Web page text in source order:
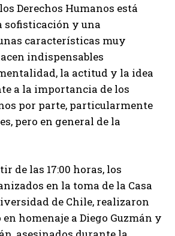
Derechos Humanos está
sofisticación y una
características muy
indispensables
la actitud y la idea
a la importancia de los
por parte, particularmente
pero en general de la
de las 17:00 horas, los
en la toma de la Casa
de Chile, realizaron
homenaje a Diego Guzmán y